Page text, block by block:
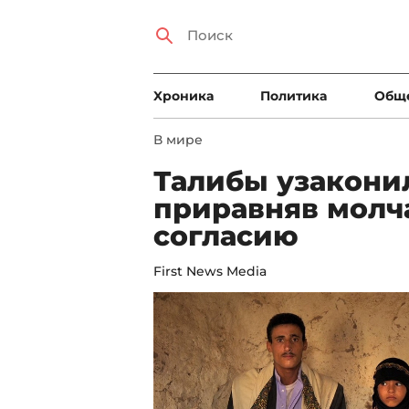
Xроника Политика
В мире
Талибы
приравняв
согласию
First News Media